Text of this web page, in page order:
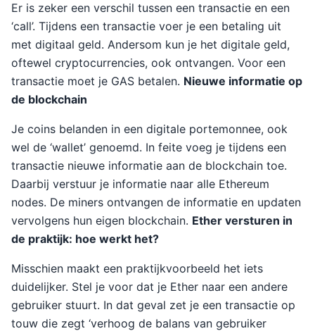
Er is zeker een verschil tussen een transactie en een
‘call’. Tijdens een transactie voer je een betaling uit
met digitaal geld. Andersom kun je het digitale geld,
oftewel cryptocurrencies, ook ontvangen. Voor een
transactie moet je GAS betalen. Nieuwe informatie op
de blockchain
Je coins belanden in een digitale portemonnee, ook
wel de ‘wallet’ genoemd. In feite voeg je tijdens een
transactie nieuwe informatie aan de blockchain toe.
Daarbij verstuur je informatie naar alle Ethereum
nodes. De miners ontvangen de informatie en updaten
vervolgens hun eigen blockchain. Ether versturen in
de praktijk: hoe werkt het?
Misschien maakt een praktijkvoorbeeld het iets
duidelijker. Stel je voor dat je Ether naar een andere
gebruiker stuurt. In dat geval zet je een transactie op
touw die zegt ‘verhoog de balans van gebruiker